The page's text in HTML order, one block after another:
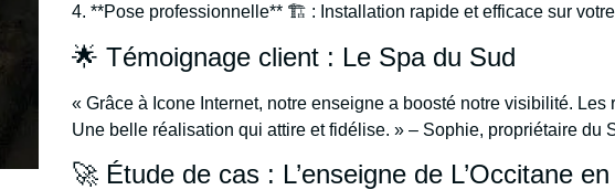
4. **Pose professionnelle** 🏗️ : Installation rapide et efficace sur
🌟 Témoignage client : Le Spa du Sud
« Grâce à Icone Internet, notre enseigne a boosté notre visibilité. Les
Une belle réalisation qui attire et fidélise. » – Sophie, propriétaire du
🚀 Étude de cas : L’enseigne de L’Occitane